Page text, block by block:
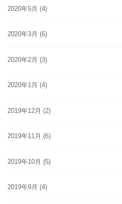
2020年5月 (4)
2020年3月 (6)
2020年2月 (3)
2020年1月 (4)
2019年12月 (2)
2019年11月 (6)
2019年10月 (5)
2019年9月 (4)